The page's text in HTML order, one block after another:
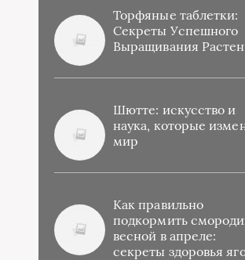
Торфяные таблетки:
Секреты Успешного
Выращивания
Шютте: искусство и
наука, которые
мир
Как правильно
подкормить
весной в апреле:
секреты здоровья